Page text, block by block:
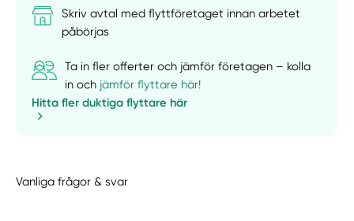
Skriv avtal med flyttföretaget innan arbetet
påbörjas
Ta in fler offerter och jämför företagen – kolla
in och jämför flyttare här!
Hitta fler duktiga flyttare här
Vanliga frågor & svar